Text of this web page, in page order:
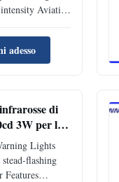
Aviation
and is
of obstacles
adesso
di
3W per la
Lights
flashing